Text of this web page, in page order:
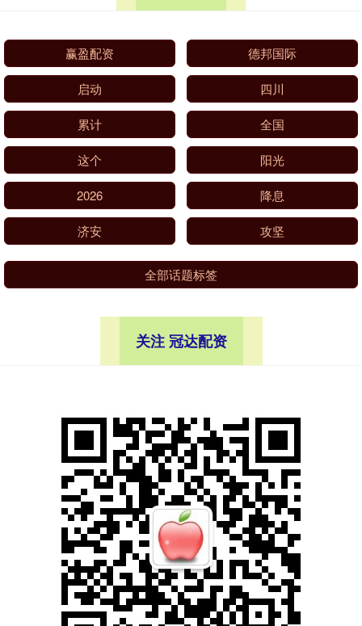
赢盈配资 德邦国际
启动 四川
累计 全国
这个 阳光
2026 降息
济安 攻坚
全部话题标签
关注 冠达配资